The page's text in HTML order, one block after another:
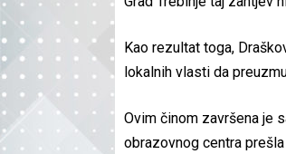
Kao rezultat toga,
lokalnih vlasti da
Ovim činom završena je
obrazovnog centra